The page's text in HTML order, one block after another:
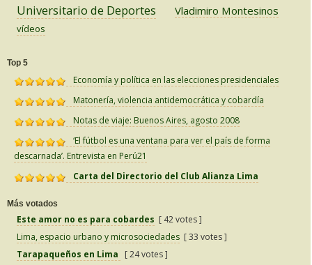
Universitario de Deportes Vladimiro Montesinos
vídeos
Top 5
Economía y política en las elecciones presidenciales
Matonería, violencia antidemocrática y cobardía
Notas de viaje: Buenos Aires, agosto 2008
‘El fútbol es una ventana para ver el país de forma
descarnada’. Entrevista en Perú21
Carta del Directorio del Club Alianza Lima
Más votados
Este amor no es para cobardes [ 42 votes ]
Lima, espacio urbano y microsociedades [ 33 votes ]
Tarapaqueños en Lima
[ 24 votes ]